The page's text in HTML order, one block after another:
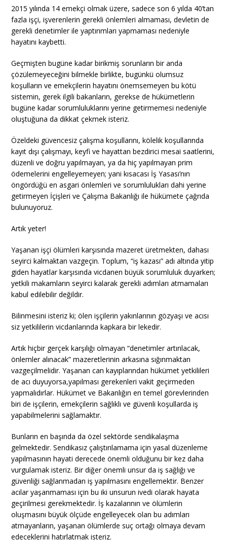
2015 yılında 14 emekçi olmak üzere, sadece son 6 yılda 40’tan
fazla işçi, işverenlerin gerekli önlemleri almaması, devletin de
gerekli denetimler ile yaptırımları yapmaması nedeniyle
hayatını kaybetti.
Geçmişten bugüne kadar birikmiş sorunların bir anda
çözülemeyeceğini bilmekle birlikte, bugünkü olumsuz
koşulların ve emekçilerin hayatını önemsemeyen bu kötü
sistemin, gerek ilgili bakanların, gerekse de hükümetlerin
bugüne kadar sorumluluklarını yerine getirmemesi nedeniyle
oluştuğuna da dikkat çekmek isteriz.
Özeldeki güvencesiz çalışma koşullarını, kölelik koşullarında
kayıt dışı çalışmayı, keyfi ve hayattan bezdirici mesai saatlerini,
düzenli ve doğru yapılmayan, ya da hiç yapılmayan prim
ödemelerini engelleyemeyen; yani kısacası İş Yasası’nın
öngördüğü en asgari önlemleri ve sorumlulukları dahi yerine
getirmeyen İçişleri ve Çalışma Bakanlığı ile hükümete çağrıda
bulunuyoruz.
Artık yeter!
Yaşanan işçi ölümleri karşısında mazeret üretmekten, dahası
seyirci kalmaktan vazgeçin. Toplum, “iş kazası” adı altında yitip
giden hayatlar karşısında vicdanen büyük sorumluluk duyarken;
yetkili makamların seyirci kalarak gerekli adımları atmamaları
kabul edilebilir değildir.
Bilinmesini isteriz ki; ölen işçilerin yakınlarının gözyaşı ve acısı
siz yetkililerin vicdanlarında kapkara bir lekedir.
Artık hiçbir gerçek karşılığı olmayan “denetimler artırılacak,
önlemler alınacak” mazeretlerinin arkasına sığınmaktan
vazgeçilmelidir. Yaşanan can kayıplarından hükümet yetkilileri
de acı duyuyorsa,yapılması gerekenleri vakit geçirmeden
yapmalıdırlar. Hükümet ve Bakanlığın en temel görevlerinden
biri de işçilerin, emekçilerin sağlıklı ve güvenli koşullarda iş
yapabilmelerini sağlamaktır.
Bunların en başında da özel sektörde sendikalaşma
gelmektedir. Sendikasız çalıştırılamama için yasal düzenleme
yapılmasının hayati derecede önemli olduğunu bir kez daha
vurgulamak isteriz. Bir diğer önemli unsur da iş sağlığı ve
güvenliği sağlanmadan iş yapılmasını engellemektir. Benzer
acılar yaşanmaması için bu iki unsurun ivedi olarak hayata
geçirilmesi gerekmektedir. İş kazalarının ve ölümlerin
oluşmasını büyük ölçüde engelleyecek olan bu adımları
atmayanların, yaşanan ölümlerde suç ortağı olmaya devam
edeceklerini hatırlatmak isteriz.